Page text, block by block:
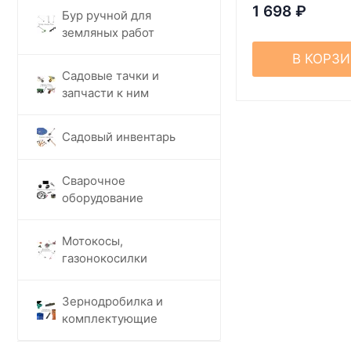
Бур ручной для
земляных работ
Садовые тачки и
запчасти к ним
Садовый инвентарь
Сварочное
оборудование
Мотокосы,
газонокосилки
Зернодробилка и
комплектующие
1 698 ₽
В